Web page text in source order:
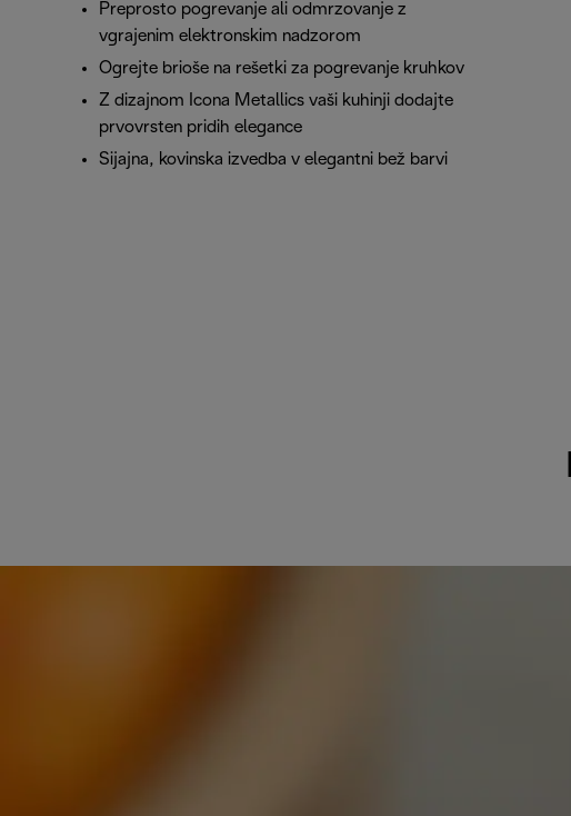
Preprosto pogrevanje ali odmrzovanje z
vgrajenim elektronskim nadzorom
Ogrejte brioše na rešetki za pogrevanje kruhkov
Z dizajnom Icona Metallics vaši kuhinji dodajte
prvovrsten pridih elegance
Sijajna, kovinska izvedba v elegantni bež barvi